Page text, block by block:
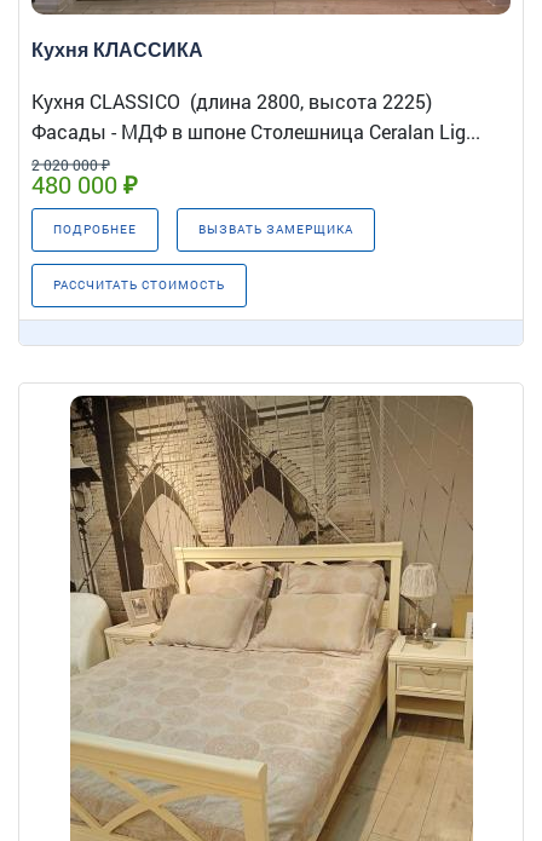
Кухня КЛАССИКА
Кухня CLASSICO (длина 2800, высота 2225)
Фасады - МДФ в шпоне Столешница Ceralan Lig...
2 020 000 ₽
480 000 ₽
ПОДРОБНЕЕ ВЫЗВАТЬ ЗАМЕРЩИКА
РАССЧИТАТЬ СТОИМОСТЬ